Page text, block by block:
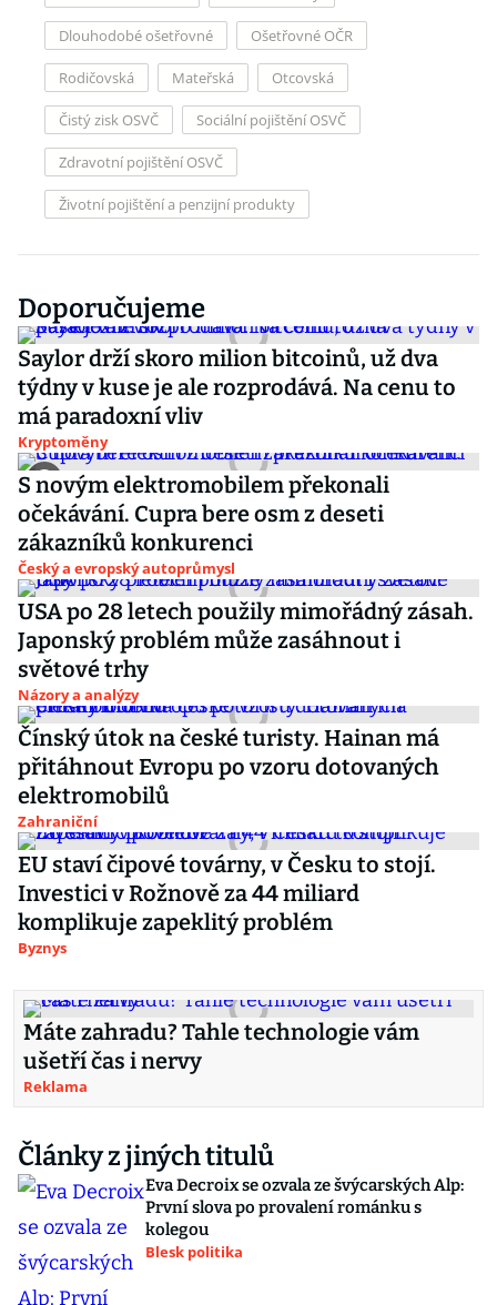
Dlouhodobé ošetřovné Ošetřovné OČR
Rodičovská Mateřská Otcovská
Čistý zisk OSVČ Sociální pojištění OSVČ
Zdravotní pojištění OSVČ
Životní pojištění a penzijní produkty
Doporučujeme
Saylor drží skoro milion bitcoinů, už dva
týdny v kuse je ale rozprodává. Na cenu to
má paradoxní vliv
Kryptoměny
S novým elektromobilem překonali
očekávání. Cupra bere osm z deseti
zákazníků konkurenci
Český a evropský autoprůmysl
USA po 28 letech použily mimořádný zásah.
Japonský problém může zasáhnout i
světové trhy
Názory a analýzy
Čínský útok na české turisty. Hainan má
přitáhnout Evropu po vzoru dotovaných
elektromobilů
Zahraniční
EU staví čipové továrny, v Česku to stojí.
Investici v Rožnově za 44 miliard
komplikuje zapeklitý problém
Byznys
Máte zahradu? Tahle technologie vám
ušetří čas i nervy
Reklama
Články z jiných titulů
Eva Decroix se ozvala ze švýcarských Alp:
První slova po provalení románku s
kolegou
Blesk politika